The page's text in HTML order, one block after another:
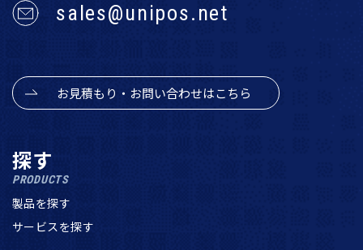
sales@unipos.net
お見積もり・お問い合わせはこちら
探す
PRODUCTS
製品を探す
サービスを探す